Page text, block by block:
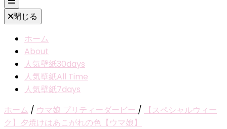
閉じる
ホーム
About
人気壁紙30days
人気壁紙All Time
人気壁紙7days
ホーム / ウマ娘 プリティーダービー /
【スペシャルウィー
ク】夕焼けはあこがれの色【ウマ娘】